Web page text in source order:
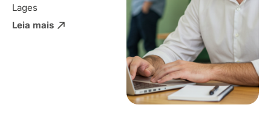
Lages
Leia mais